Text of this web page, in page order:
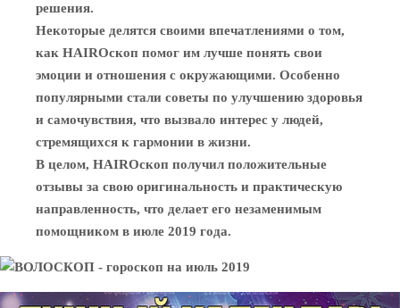
решения.
Некоторые делятся своими впечатлениями о том,
как HAIROскоп помог им лучше понять свои
эмоции и отношения с окружающими. Особенно
популярными стали советы по улучшению здоровья
и самочувствия, что вызвало интерес у людей,
стремящихся к гармонии в жизни.
В целом, HAIROскоп получил положительные
отзывы за свою оригинальность и практическую
направленность, что делает его незаменимым
помощником в июле 2019 года.